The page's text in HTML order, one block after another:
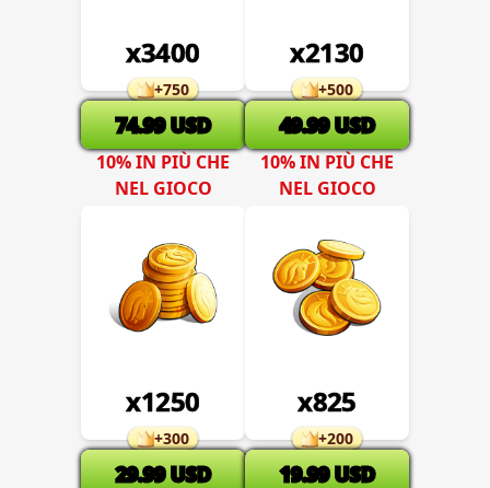
x3400
+750
74.99 USD
x2130
+500
49.99 USD
10% IN PIÙ CHE
NEL GIOCO
x1250
+300
29.99 USD
10% IN PIÙ CHE
NEL GIOCO
x825
+200
19.99 USD